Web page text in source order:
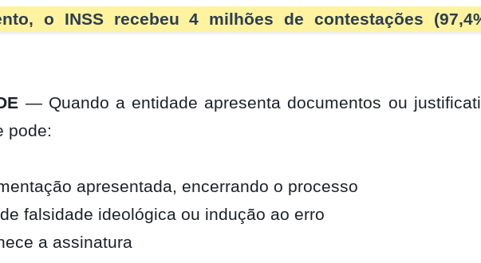
o INSS recebeu 4 milhões de contestações
— Quando a entidade apresenta documentos ou
pode:
apresentada, encerrando o processo
falsidade ideológica ou indução ao erro
a assinatura